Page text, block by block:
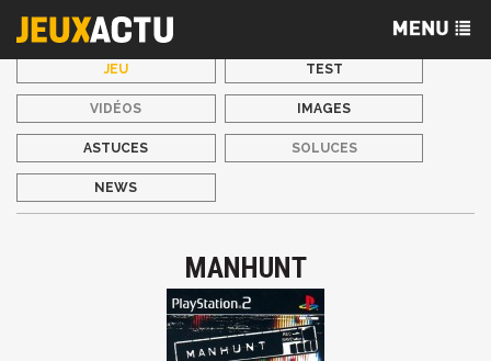
JEU TEST
VIDÉOS IMAGES
ASTUCES SOLUCES
NEWS
MANHUNT